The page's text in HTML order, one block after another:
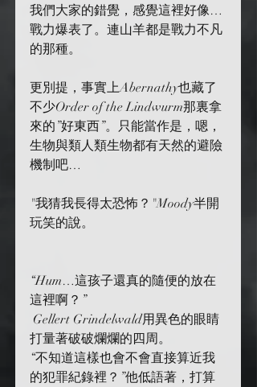
我們大家的錯覺，感覺這裡好像…
戰力爆表了。連山羊都是戰力不凡
的那種。
更別提，事實上Abernathy也藏了
不少Order of the Lindwurm那裏拿
來的”好東西”。只能當作是，嗯，
生物與類人類生物都有天然的避險
機制吧…
"我猜我長得太恐怖？"Moody半開
玩笑的說。
“Hum…這孩子還真的隨便的放在
這裡啊？”
打量著破破爛爛的四周。
“不知道這樣也會不會直接算近我
的犯罪紀錄裡？”他低語著，打算